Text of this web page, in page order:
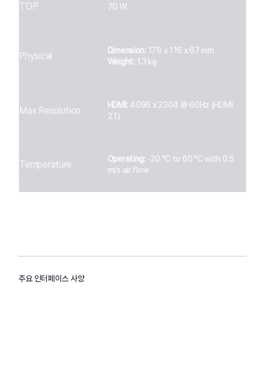
TDP 70 W
Physical Dimension: 178 x 116 x 67 mm
Weight: 1.3 kg
Max Resolution HDMI: 4096 x 2304 @ 60Hz (HDMI
2.1)
Temperature Operating: -20 °C to 60 °C with 0.5
m/s air flow
주요 인터페이스 사양